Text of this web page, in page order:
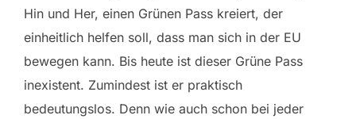
Hin und Her, einen Grünen Pass kreiert, der
einheitlich helfen soll, dass man sich in der EU
bewegen kann. Bis heute ist dieser Grüne Pass
inexistent. Zumindest ist er praktisch
bedeutungslos. Denn wie auch schon bei jeder